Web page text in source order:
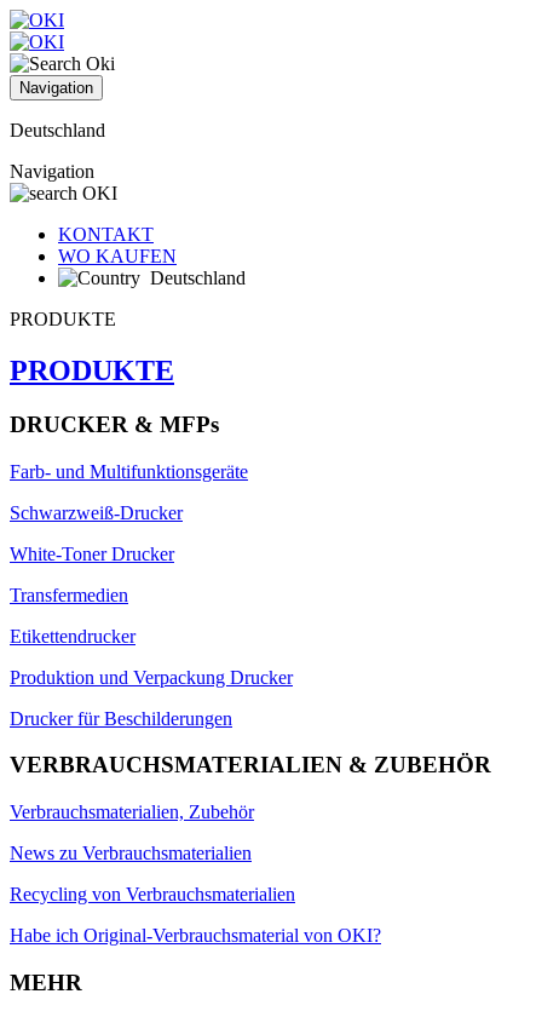
Navigation
Deutschland
Navigation
KONTAKT
WO KAUFEN
Deutschland
PRODUKTE
PRODUKTE
DRUCKER & MFPs
Farb- und Multifunktionsgeräte
Schwarzweiß-Drucker
White-Toner Drucker
Transfermedien
Etikettendrucker
Produktion und Verpackung Drucker
Drucker für Beschilderungen
VERBRAUCHSMATERIALIEN & ZUBEHÖR
Verbrauchsmaterialien, Zubehör
News zu Verbrauchsmaterialien
Recycling von Verbrauchsmaterialien
Habe ich Original-Verbrauchsmaterial von OKI?
MEHR